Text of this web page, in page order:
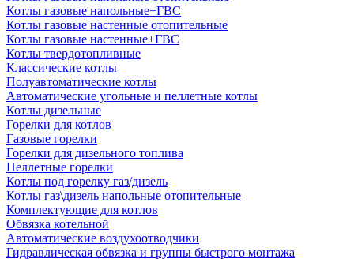
Котлы газовые напольные+ГВС
Котлы газовые настенные отопительные
Котлы газовые настенные+ГВС
Котлы твердотопливные
Классические котлы
Полуавтоматические котлы
Автоматические угольные и пеллетные котлы
Котлы дизельные
Горелки для котлов
Газовые горелки
Горелки для дизельного топлива
Пеллетные горелки
Котлы под горелку газ/дизель
Котлы газ\дизель напольные отопительные
Комплектующие для котлов
Обвязка котельной
Автоматические воздухоотводчики
Гидравлическая обвязка и группы быстрого монтажа